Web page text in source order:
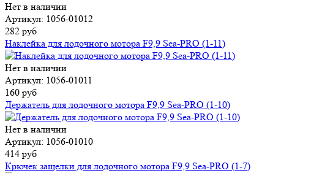
Нет в наличии
Артикул: 1056-01012
282 руб
Наклейка для лодочного мотора F9,9 Sea-PRO (1-11)
Нет в наличии
Артикул: 1056-01011
160 руб
Держатель для лодочного мотора F9,9 Sea-PRO (1-10)
Нет в наличии
Артикул: 1056-01010
414 руб
Крючек защелки для лодочного мотора F9,9 Sea-PRO (1-7)